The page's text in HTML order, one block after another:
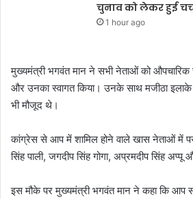
चुनाव को लेकर हुई
1 hour ago
मुख्यमंत्री भगवंत मान ने सभी नेताओं को
और उनका स्वागत किया। उनके साथ मजीठा इलाके
भी मौजूद थे।
कांग्रेस से आप में शामिल होने वाले खास नेताओं में
सिंह पाली, जगदीप सिंह गोगा, अप्रमदीप सिंह अप्पू
इस मौके पर मुख्यमंत्री भगवंत मान ने कहा कि आप